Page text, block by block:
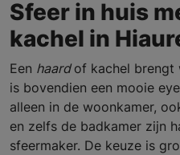
Sfeer in huis
kachel in
Een haard of kachel brengt
is bovendien een mooie
alleen in de woonkamer,
en zelfs de badkamer zijn
sfeermaker. De keuze is